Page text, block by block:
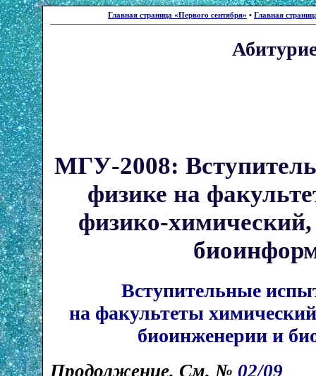
Главная страница «Первого сентября» • Главная
МГУ-2008:
физике на
физико-
Вступительные
на факультеты
биоинженерии и
Продолжение. См. № 02/09